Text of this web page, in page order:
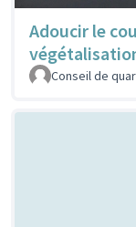
Adoucir le
Conseil de